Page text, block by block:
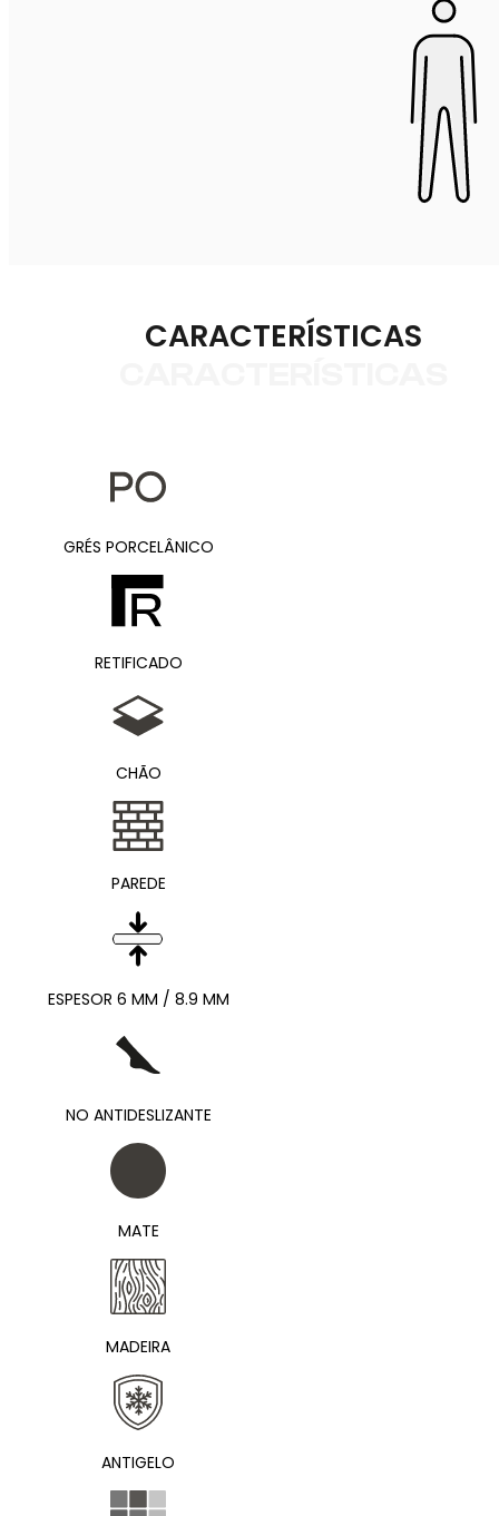
CARACTERÍSTICAS
GRÉS PORCELÂNICO
RETIFICADO
CHÃO
PAREDE
ESPESOR 6 MM / 8.9 MM
NO ANTIDESLIZANTE
MATE
MADEIRA
ANTIGELO